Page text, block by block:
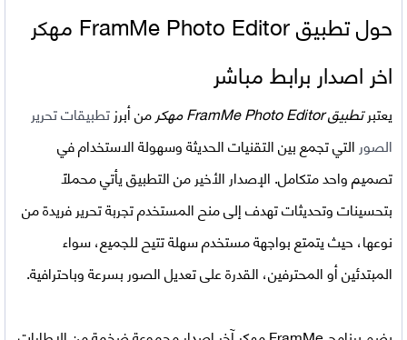
حول تطبيقFramMe Photo Editorمهكر
اخر اصدار برابط مباشر
يعتبرتطبيق FramMe Photo Editor مهكر من أبرزتطبيقات تحرير
الصورالتي تجمع بين التقنيات الحديثة وسهولة الاستخدام في
تصميم واحد متكامل. الإصدار الأخير من التطبيق يأتي محملاً
بتحسينات وتحديثات تهدف إلى منح المستخدم تجربة تحرير فريدة من
نوعها، حيث يتمتع بواجهة مستخدم سهلة تتيح للجميع، سواء
المبتدئين أو المحترفين، القدرة على تعديل الصور بسرعة وباحترافية.